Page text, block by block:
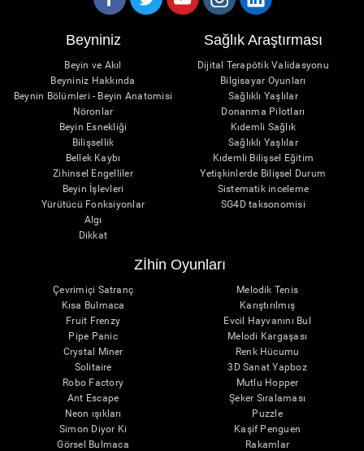
Beyniniz
Beyin ve Akıl
Beyniniz Hakkında
Beynin Bölümleri - Beyin Anatomisi
Nöronlar
Beyin Esnekliği
Bilişsellik
Bellek Kaybı
Zihinsel Engelliler
Beyin İşlevleri
Yürütücü Fonksiyonlar
Algı
Dikkat
Sağlık Araştırması
Dijital Terapötik Validasyonu
Bilgisayar Oyunları
Sağlıklı Yaşlılar
Donanma Pilotları
Kıdemli Sağlık
Sağlıklı Yaşlılar
Kıdemli Bilişsel Eğitim
Yetişkinlerde Bilişsel Durum
Sistematik inceleme
SG4D taksonomisi
Zİhin Oyunları
Çevrimiçi Satranç
Kısa Bulmaca
Fruit Frenzy
Pipe Panic
Crystal Miner
Solitaire
Robo Factory
Ant Escape
Neon ışıkları
Simon Diyor Ki
Görsel Bulmaca
Melodik Tenis
Karıştırılmış
Evcil Hayvanını Bul
Melodi Kargaşası
Renk Hücumu
3D Sanat Yapboz
Mutlu Hopper
Şeker Sıralaması
Puzzle
Kaşif Penguen
Rakamlar